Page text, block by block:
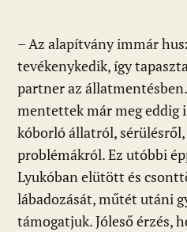
– Az alapítvány immár
tevékenykedik, így
partner az
mentettek már meg eddig
kóborló állatról,
problémákról. Ez utóbbi
Lyukóban elütött és
lábadozását, műtét utáni
támogatjuk. Jóleső érzés,